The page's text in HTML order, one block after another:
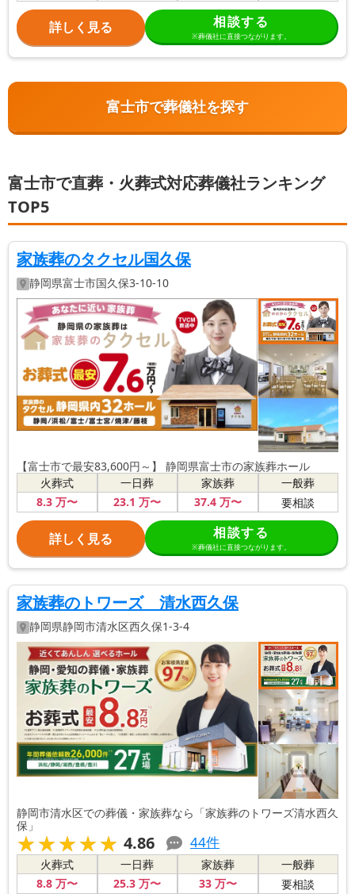
詳しく見る 相談する
※葬儀社に直接つながります。
富士市で葬儀社を探す
富士市で直葬・火葬式対応葬儀社ランキング
TOP5
家族葬のタクセル国久保
静岡県富士市国久保3-10-10
【富士市で最安83,600円～】 静岡県富士市の家族葬ホール
火葬式
8.3万〜
一日葬
23.1 万〜
家族葬
37.4万〜
一般葬
要相談
詳しく見る 相談する
※葬儀社に直接つながります。
家族葬のトワーズ 清水西久保
静岡県静岡市清水区西久保1-3-4
静岡市清水区での葬儀・家族葬なら「家族葬のトワーズ清水西久
保」
★★★★★
★★★★★ 4.86 44件
火葬式
8.8万〜
一日葬
25.3 万〜
家族葬
33万〜
一般葬
要相談